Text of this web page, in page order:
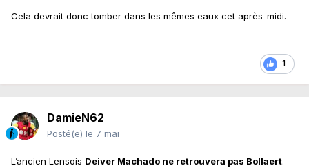
Cela devrait donc tomber dans les mêmes eaux cet après-midi.
1
DamieN62
Posté(e) le 7 mai
L’ancien Lensois Deiver Machado ne retrouvera pas Bollaert.